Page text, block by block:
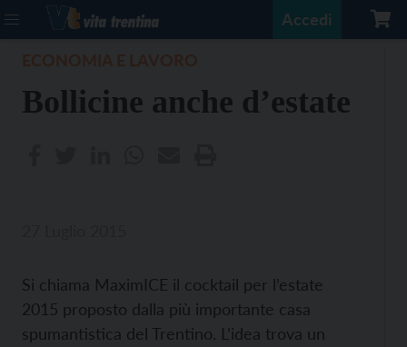
Accedi
Bollicine anche d’estate
Si chiama MaximICE il cocktail per l’estate
2015 proposto dalla più importante casa
spumantistica del Trentino. L’idea trova un